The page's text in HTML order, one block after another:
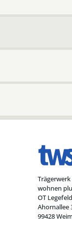
Trägerwerk
wohnen
OT Legefeld
Ahornallee
99428